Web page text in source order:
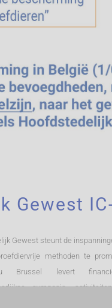
Gewest
Gewest steunt de
methoden te
Brussel levert
symposia,
van de VUB, voor het RE-